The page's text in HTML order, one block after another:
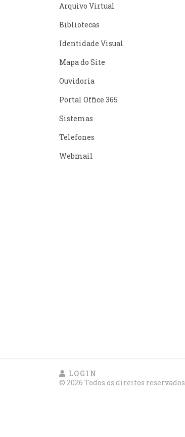
Arquivo Virtual
Bibliotecas
Identidade Visual
Mapa do Site
Ouvidoria
Portal Office 365
Sistemas
Telefones
Webmail
LOGIN
© 2026 Todos os direitos reservados.